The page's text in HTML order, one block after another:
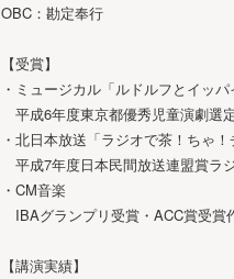
OBC：勘定奉行
【受賞】
・ミュージカル「ルドルフとイッパ
平成6年度東京都優秀児童演劇選
・北日本放送「ラジオで茶！ちゃ
平成7年度日本民間放送連盟賞ラ
・CM音楽
IBAグランプリ受賞・ACC賞受賞
【講演実績】